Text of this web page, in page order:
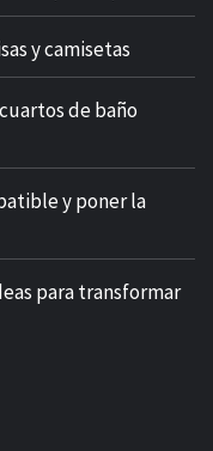
y camisetas
de baño
y poner la
para transformar